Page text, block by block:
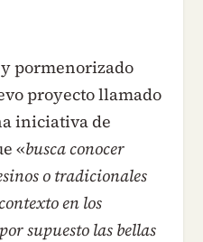
pormenorizado
proyecto llamado
iniciativa de
«busca conocer
o tradicionales
en los
supuesto las bellas